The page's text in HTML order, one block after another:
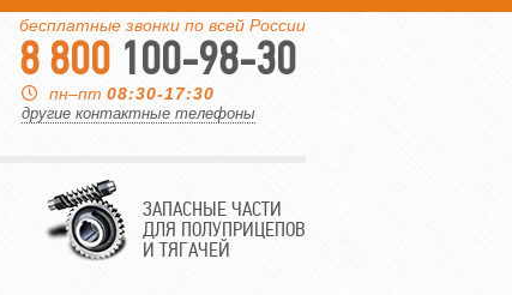
бесплатные звонки по всей России
8 800 100-98-30
пн–пт 08:30-17:30
другие контактные телефоны
ЗАПАСНЫЕ ЧАСТИ
ДЛЯ ПОЛУПРИЦЕПОВ
И ТЯГАЧЕЙ